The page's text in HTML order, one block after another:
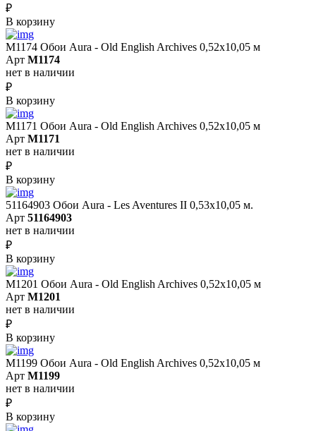
₽
В корзину
M1174 Обои Aura - Old English Archives 0,52x10,05 м
Арт M1174
нет в наличии
₽
В корзину
M1171 Обои Aura - Old English Archives 0,52x10,05 м
Арт M1171
нет в наличии
₽
В корзину
51164903 Обои Aura - Les Aventures II 0,53х10,05 м.
Арт 51164903
нет в наличии
₽
В корзину
M1201 Обои Aura - Old English Archives 0,52x10,05 м
Арт M1201
нет в наличии
₽
В корзину
M1199 Обои Aura - Old English Archives 0,52x10,05 м
Арт M1199
нет в наличии
₽
В корзину